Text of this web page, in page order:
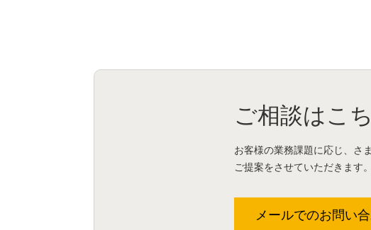
ご相談はこ
お客様の業務課題に応じ、さ
ご提案をさせていただきます
メールでのお問い